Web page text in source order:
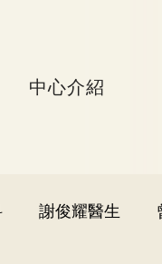
中心介紹
謝俊耀醫生